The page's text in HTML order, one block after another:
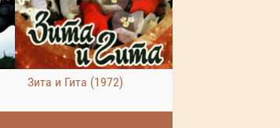
Зита и Гита (1972)